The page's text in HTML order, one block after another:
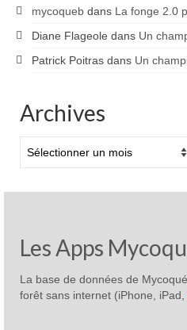
mycoqueb dans La fonge 2.0
Diane Flageole dans Un
Patrick Poitras dans Un
Archives
Les Apps
La base de données de
forêt sans internet (iPhone, iPad,